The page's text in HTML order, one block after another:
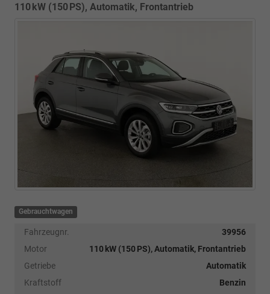
110 kW (150 PS), Automatik, Frontantrieb
Gebrauchtwagen
Fahrzeugnr.
39956
Motor
110 kW (150 PS), Automatik, Frontantrieb
Getriebe
Automatik
Kraftstoff
Benzin